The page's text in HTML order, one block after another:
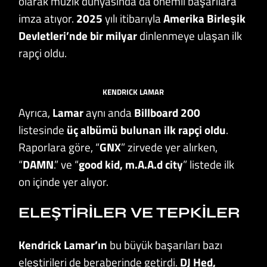
imza atıyor. 2025yılı itibarıylaAmerika Birleşik
Devletleri’nde bir milyardinlenmeye ulaşan ilk
rapçi oldu.
KENDRICK LAMAR
Ayrıca, Lamaraynı andaBillboard 200
listesinde üç albümü bulunan ilk rapçi oldu.
Raporlara göre, “GNX” zirvede yer alırken,
“DAMN.” ve “good kid, m.A.A.d city” listede ilk
on içinde yer alıyor.
ELEŞTIRILER VE TEPKILER
KendrickLamar’ın bu büyük başarıları bazı
eleştirileri de beraberinde getirdi. DJ Hed,